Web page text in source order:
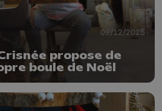
09/12/2025
propose de
boule de Noël